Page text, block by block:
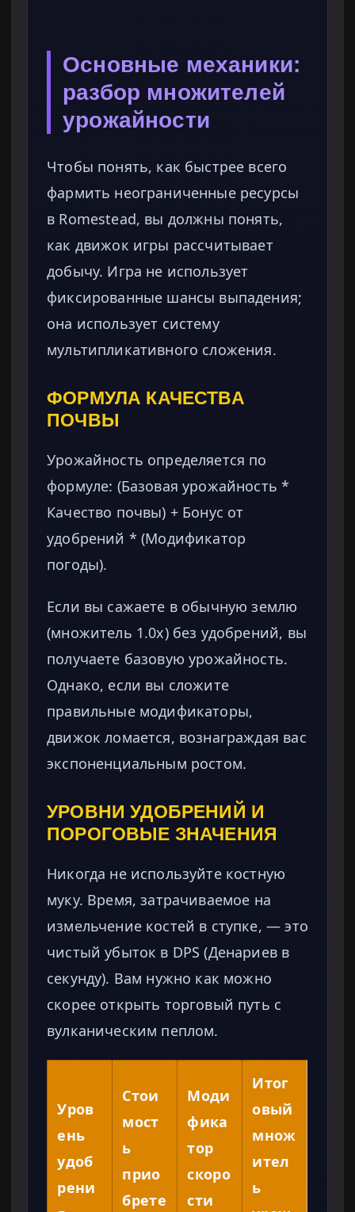
Основные механики:
разбор множителей
урожайности
Чтобы понять, как быстрее всего
фармить неограниченные ресурсы
в Romestead, вы должны понять,
как движок игры рассчитывает
добычу. Игра не использует
фиксированные шансы выпадения;
она использует систему
мультипликативного сложения.
ФОРМУЛА КАЧЕСТВА
ПОЧВЫ
Урожайность определяется по
формуле: (Базовая урожайность *
Качество почвы) + Бонус от
удобрений * (Модификатор
погоды).
Если вы сажаете в обычную землю
(множитель 1.0x) без удобрений, вы
получаете базовую урожайность.
Однако, если вы сложите
правильные модификаторы,
движок ломается, вознаграждая вас
экспоненциальным ростом.
УРОВНИ УДОБРЕНИЙ И
ПОРОГОВЫЕ ЗНАЧЕНИЯ
Никогда не используйте костную
муку. Время, затрачиваемое на
измельчение костей в ступке, — это
чистый убыток в DPS (Денариев в
секунду). Вам нужно как можно
скорее открыть торговый путь с
вулканическим пеплом.
Уров
ень
удоб
рени
Стои
мост
ь
прио
брете
Моди
фика
тор
скоро
сти
Итог
овый
множ
ител
ь